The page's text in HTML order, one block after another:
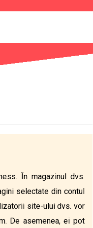
În magazinul dvs.
selectate din contul
site-ului dvs. vor
De asemenea, ei pot